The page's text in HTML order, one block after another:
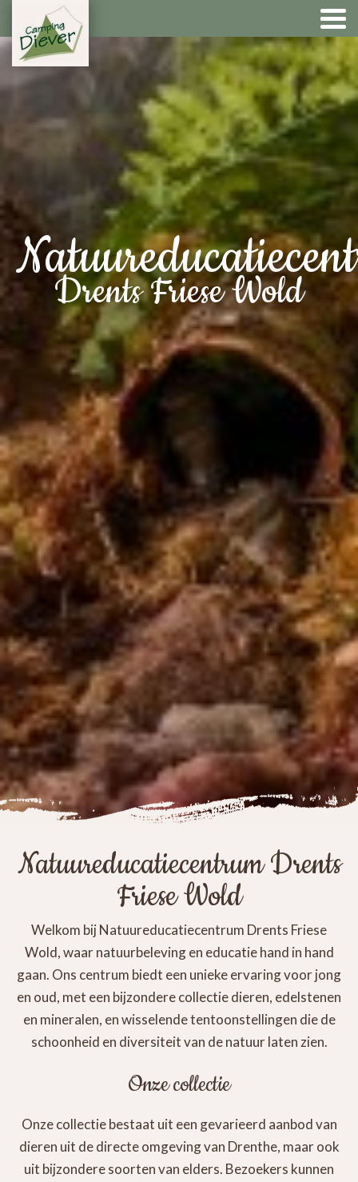
Drents Friese Wold
Natuureducatiecentrum Drents
Friese Wold
Welkom bij Natuureducatiecentrum Drents Friese
Wold, waar natuurbeleving en educatie hand in hand
gaan. Ons centrum biedt een unieke ervaring voor jong
en oud, met een bijzondere collectie dieren, edelstenen
en mineralen, en wisselende tentoonstellingen die de
schoonheid en diversiteit van de natuur laten zien.
Onze collectie
Onze collectie bestaat uit een gevarieerd aanbod van
dieren uit de directe omgeving van Drenthe, maar ook
uit bijzondere soorten van elders. Bezoekers kunnen